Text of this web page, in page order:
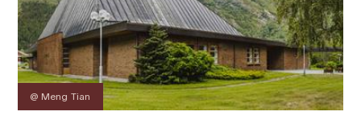
@ Meng Tian